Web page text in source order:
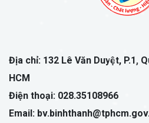
Địa chỉ: 132 Lê Văn Duyệt, P.1,
HCM
Điện thoại: 028.35108966
Email: